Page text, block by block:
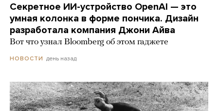
Секретное ИИ-устройство OpenAI — это
умная колонка в форме пончика. Дизайн
разработала компания Джони Айва
Вот что узнал Bloomberg об этом гаджете
НОВОСТИ день назад